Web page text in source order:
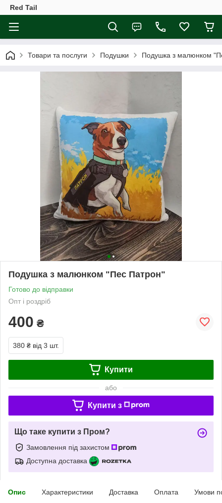
Red Tail
Товари та послуги Подушки Подушка з малюнком
Подушка з малюнком "Пес Патрон"
Готово до відправки
Опт і роздріб
400 ₴
380 ₴ від 3 шт.
Купити
або
Купити з
Що таке купити з Пром?
Замовлення під захистом
Доступна доставка
Опис Характеристики Доставка Оплата Умови